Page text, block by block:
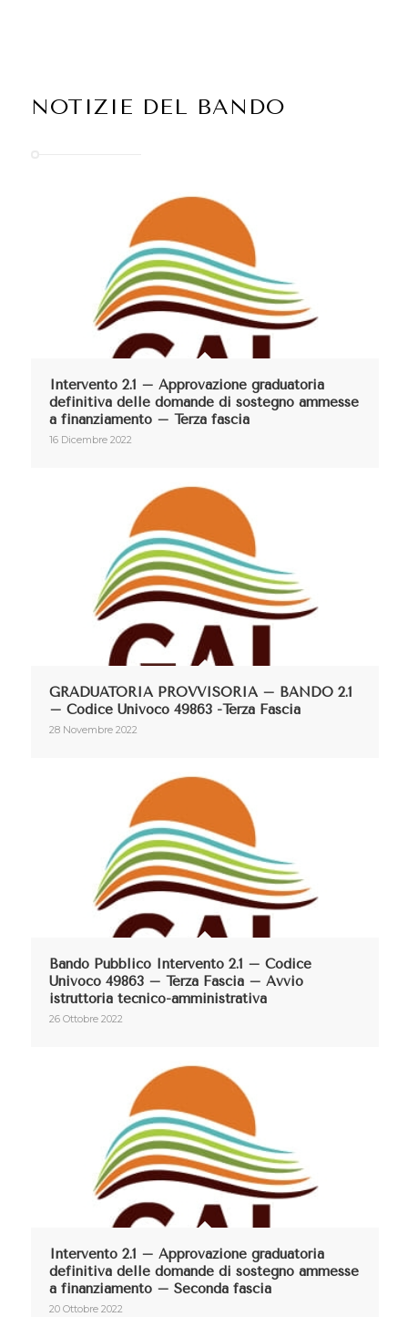
NOTIZIE DEL BANDO
Intervento 2.1 – Approvazione graduatoria
definitiva delle domande di sostegno ammesse
a finanziamento – Terza fascia
16 Dicembre 2022
GRADUATORIA PROVVISORIA – BANDO 2.1
– Codice Univoco 49863 -Terza Fascia
28 Novembre 2022
Bando Pubblico Intervento 2.1 – Codice
Univoco 49863 – Terza Fascia – Avvio
istruttoria tecnico-amministrativa
26 Ottobre 2022
Intervento 2.1 – Approvazione graduatoria
definitiva delle domande di sostegno ammesse
a finanziamento – Seconda fascia
20 Ottobre 2022